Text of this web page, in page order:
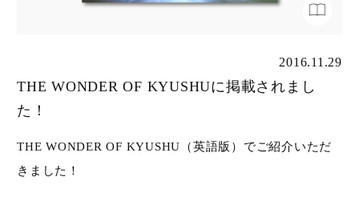
2016.11.29
THE WONDER OF KYUSHUに掲載されまし
た！
THE WONDER OF KYUSHU（英語版）でご紹介いただ
きました！